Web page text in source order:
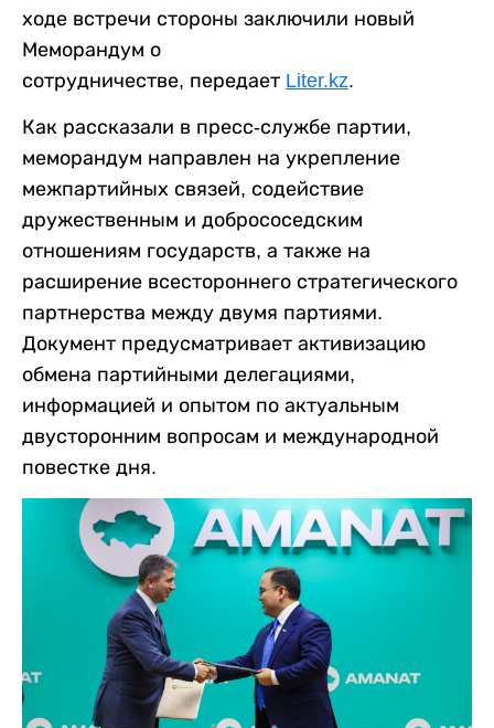
ходе встречи стороны заключили новый
Меморандум о
сотрудничестве, передает Liter.kz.
Как рассказали в пресс-службе партии,
меморандум направлен на укрепление
межпартийных связей, содействие
дружественным и добрососедским
отношениям государств, а также на
расширение всестороннего стратегического
партнерства между двумя партиями.
Документ предусматривает активизацию
обмена партийными делегациями,
информацией и опытом по актуальным
двусторонним вопросам и международной
повестке дня.